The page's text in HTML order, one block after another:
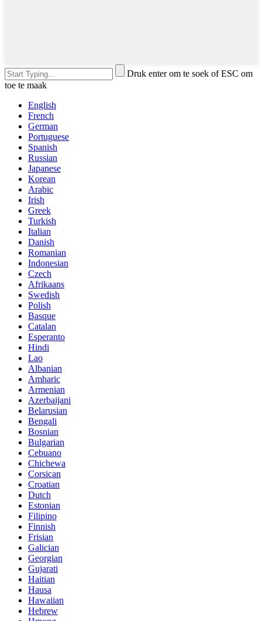
Druk enter om te soek of ESC om
toe te maak
English
French
German
Portuguese
Spanish
Russian
Japanese
Korean
Arabic
Irish
Greek
Turkish
Italian
Danish
Romanian
Indonesian
Czech
Afrikaans
Swedish
Polish
Basque
Catalan
Esperanto
Hindi
Lao
Albanian
Amharic
Armenian
Azerbaijani
Belarusian
Bengali
Bosnian
Bulgarian
Cebuano
Chichewa
Corsican
Croatian
Dutch
Estonian
Filipino
Finnish
Frisian
Galician
Georgian
Gujarati
Haitian
Hausa
Hawaiian
Hebrew